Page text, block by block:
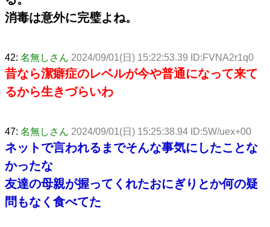
消毒は意外に完璧よね。
42: 名無しさん 2024/09/01(日) 15:22:53.39 ID:FVNA2r1q0
昔なら潔癖症のレベルが今や普通になって来て
るから生きづらいわ
47: 名無しさん 2024/09/01(日) 15:25:38.94 ID:5W/uex+00
ネットで言われるまでそんな事気にしたことな
かったな
友達の母親が握ってくれたおにぎりとか何の疑
問もなく食べてた